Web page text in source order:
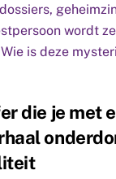
wordt
is deze
die je met